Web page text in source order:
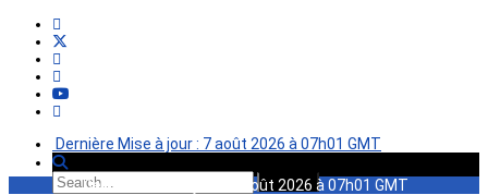
Dernière Mise à jour : 7 août 2026 à 07h01 GMT
Dernière Mise à jour : 7 août 2026 à 07h01 GMT